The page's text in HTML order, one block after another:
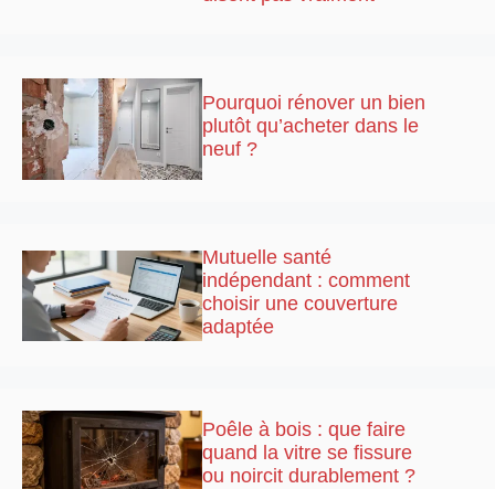
Pourquoi rénover un bien
plutôt qu’acheter dans le
neuf ?
Mutuelle santé
indépendant : comment
choisir une couverture
adaptée
Poêle à bois : que faire
quand la vitre se fissure
ou noircit durablement ?